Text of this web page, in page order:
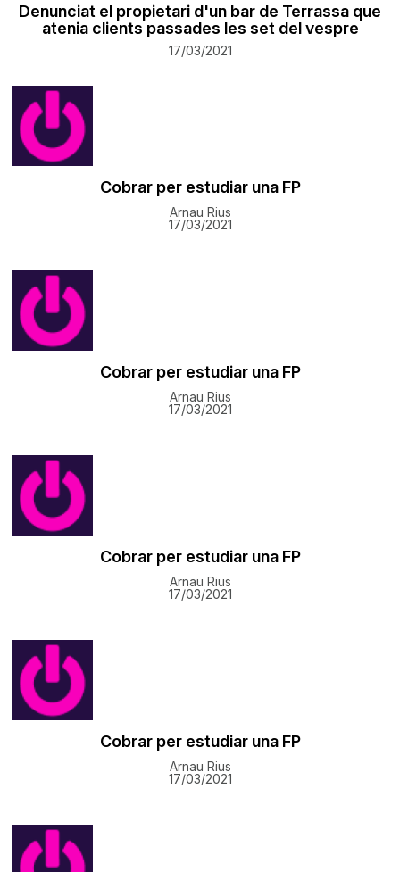
Denunciat el propietari d'un bar de Terrassa que
atenia clients passades les set del vespre
17/03/2021
Cobrar per estudiar una FP
Arnau Rius
17/03/2021
Cobrar per estudiar una FP
Arnau Rius
17/03/2021
Cobrar per estudiar una FP
Arnau Rius
17/03/2021
Cobrar per estudiar una FP
Arnau Rius
17/03/2021